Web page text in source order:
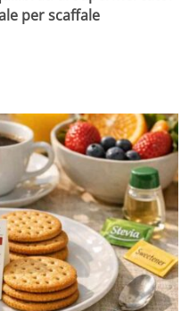
per scaffale